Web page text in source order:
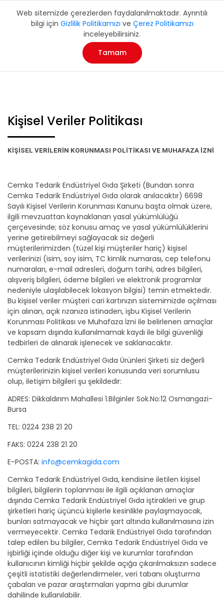
Web sitemizde çerezlerden faydalanılmaktadır. Ayrıntılı
bilgi için Gizlilik Politikamızı ve Çerez Politikamızı
inceleyebilirsiniz.
Tamam
Kişisel Veriler Politikası
KİŞİSEL VERİLERİN KORUNMASI POLİTİKASI VE MUHAFAZA İZNİ
Cemka Tedarik Endüstriyel Gıda Şirketi (Bundan sonra
Cemka Tedarik Endüstriyel Gıda olarak anılacaktır) 6698
Sayılı Kişisel Verilerin Korunması Kanunu başta olmak üzere,
ilgili mevzuattan kaynaklanan yasal yükümlülüğü
çerçevesinde; söz konusu amaç ve yasal yükümlülüklerini
yerine getirebilmeyi sağlayacak siz değerli
müşterilerimizden (tüzel kişi müşteriler hariç) kişisel
verilerinizi (isim, soy isim, TC kimlik numarası, cep telefonu
numaraları, e-mail adresleri, doğum tarihi, adres bilgileri,
alışveriş bilgileri, ödeme bilgileri ve elektronik programlar
nedeniyle ulaşılabilecek lokasyon bilgisi) temin etmektedir.
Bu kişisel veriler müşteri cari kartınızın sistemimizde açılması
için alınan, açık rızanıza istinaden, işbu Kişisel Verilerin
Korunması Politikası ve Muhafaza İzni ile belirlenen amaçlar
ve kapsam dışında kullanılmamak kaydı ile bilgi güvenliği
tedbirleri de alınarak işlenecek ve saklanacaktır.
Cemka Tedarik Endüstriyel Gıda Ürünleri Şirketi siz değerli
müşterilerinizin kişisel verileri konusunda veri sorumlusu
olup, iletişim bilgileri şu şekildedir:
ADRES: Dikkaldırım Mahallesi 1.Bilginler Sok.No:12 Osmangazi-
Bursa
TEL: 0224 238 21 20
FAKS: 0224 238 21 20
E-POSTA: info@cemkagida.com
Cemka Tedarik Endüstriyel Gıda, kendisine iletilen kişisel
bilgileri, bilgilerin toplanması ile ilgili açıklanan amaçlar
dışında Cemka Tedarik Endüstriyel Gıda iştirakleri ve grup
şirketleri hariç üçüncü kişilerle kesinlikle paylaşmayacak,
bunları satmayacak ve hiçbir şart altında kullanılmasına izin
vermeyecektir. Cemka Tedarik Endüstriyel Gıda tarafından
talep edilen bu bilgiler, Cemka Tedarik Endüstriyel Gıda ve
işbirliği içinde olduğu diğer kişi ve kurumlar tarafından
kullanıcının kimliği hiçbir şekilde açığa çıkarılmaksızın sadece
çeşitli istatistiki değerlendirmeler, veri tabanı oluşturma
çabaları ve pazar araştırmaları yapma gibi durumlar
dahilinde kullanılabilir.